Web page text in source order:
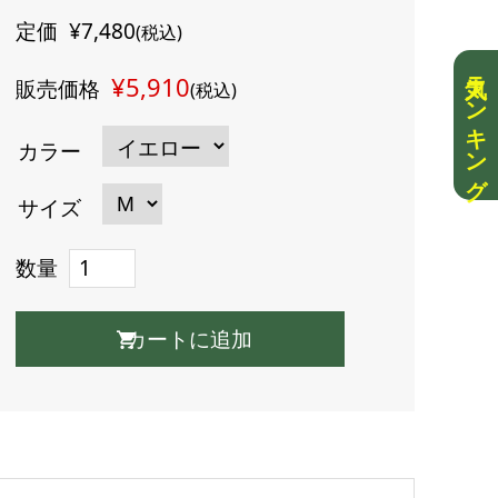
人気ランキング
定価¥7,480(税込)
販売価格¥5,910(税込)
カラー
サイズ
数量